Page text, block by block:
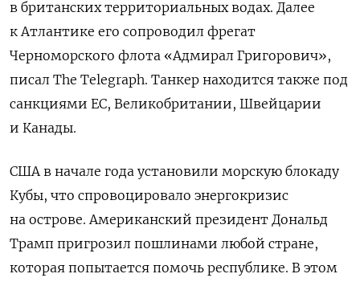
в британских территориальных водах. Далее
к Атлантике его сопроводил фрегат
Черноморского флота «Адмирал Григорович»,
писал The Telegraph. Танкер находится также под
санкциями ЕС, Великобритании, Швейцарии
и Канады.
США в начале года установили морскую блокаду
Кубы, что спровоцировало энергокризис
на острове. Американский президент Дональд
Трамп пригрозил пошлинами любой стране,
которая попытается помочь республике. В этом